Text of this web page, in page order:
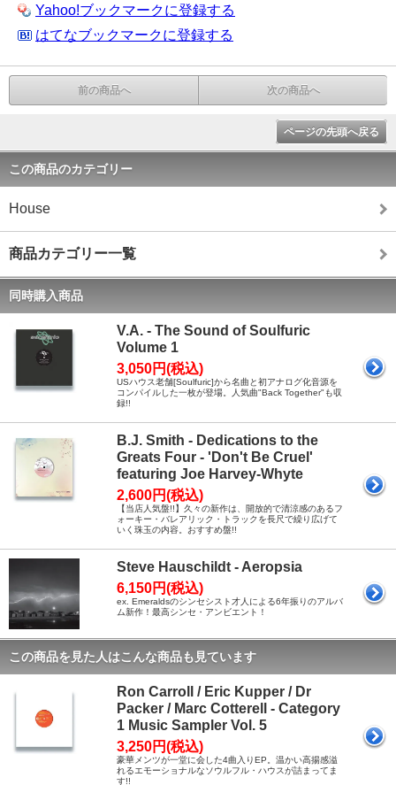
Yahoo!ブックマークに登録する
はてなブックマークに登録する
前の商品へ 次の商品へ
ページの先頭へ戻る
この商品のカテゴリー
House
商品カテゴリー一覧
同時購入商品
V.A. - The Sound of Soulfuric
Volume 1
3,050円(税込)
USハウス老舗[Soulfuric]から名曲と初アナログ化音源を
コンパイルした一枚が登場。人気曲"Back Together"も収
録!!
B.J. Smith - Dedications to the
Greats Four - 'Don't Be Cruel'
featuring Joe Harvey-Whyte
2,600円(税込)
【当店人気盤!!】久々の新作は、開放的で清涼感のあるフ
ォーキー・バレアリック・トラックを長尺で繰り広げて
いく珠玉の内容。おすすめ盤!!
Steve Hauschildt - Aeropsia
6,150円(税込)
ex. Emeraldsのシンセシスト才人による6年振りのアルバ
ム新作！最高シンセ・アンビエント！
この商品を見た人はこんな商品も見ています
Ron Carroll / Eric Kupper / Dr
Packer / Marc Cotterell - Category
1 Music Sampler Vol. 5
3,250円(税込)
豪華メンツが一堂に会した4曲入りEP。温かい高揚感溢
れるエモーショナルなソウルフル・ハウスが詰まってま
す!!